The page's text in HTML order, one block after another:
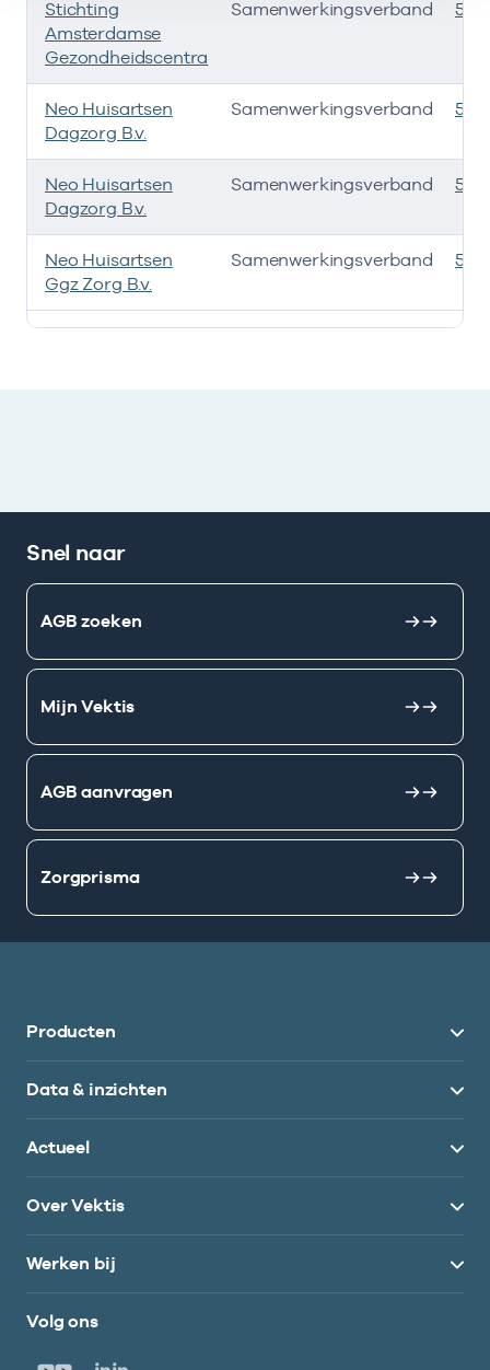
Deze onderneming heeft een relatie met de volgende
Stichting
Amsterdamse
Gezondheidscentra
Samenwerkingsverband
Neo Huisartsen
Dagzorg B.v.
Samenwerkingsverband
Neo Huisartsen
Dagzorg B.v.
Samenwerkingsverband
Neo Huisartsen
Ggz Zorg B.v.
Samenwerkingsverband
Snel naar
AGB zoeken
Mijn Vektis
AGB aanvragen
Zorgprisma
Producten
Data & inzichten
Actueel
Over Vektis
Werken bij
Volg ons